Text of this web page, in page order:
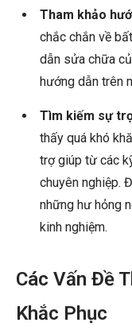
Tham khảo
chắc chắn về
dẫn sửa chữa
hướng dẫn trên
Tìm kiếm sự
thấy quá khó
trợ giúp từ các
chuyên nghiệp.
những hư hỏng
kinh nghiệm.
Các Vấn Đề
Khắc Phục